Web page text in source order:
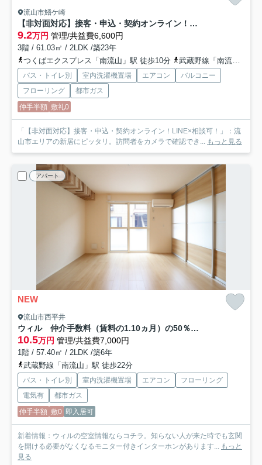
流山市鰭ケ崎
【非対面対応】接客・申込・契約オンライン！LINE×相談可！
9.2万円 管理/共益費6,600円
3階 / 61.03㎡ / 2LDK /築23年
つくばエクスプレス「南流山」駅 徒歩10分
武蔵野線「南流山」駅 徒歩10分
バス・トイレ別 室内洗濯機置場 エアコン
バルコニー
フローリング
都市ガス
仲手半額 敷礼0
「【非対面対応】接客・申込・契約オンライン！LINE×相談可！」：流
山市エリアの新居にピッタリ。訪問者をカメラで確認でき... もっと見る
アパート
NEW
流山市西平井
ウィル 仲介手数料（賃料の1.10ヵ月）の50％OFF対象物件！
10.5万円 管理/共益費7,000円
1階 / 57.40㎡ / 2LDK /築6年
武蔵野線「南流山」駅 徒歩22分
バス・トイレ別 室内洗濯機置場 エアコン
フローリング
電気有
都市ガス
仲手半額 敷0 即入居可
新着情報：ウィルの空室情報ならコチラ。知らない人が来た時でも玄関
を開ける必要がなくなるモニター付きインターホンがあります... もっと
見る